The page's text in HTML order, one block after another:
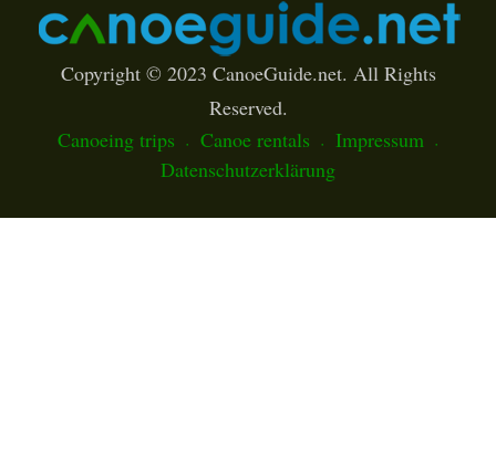
Copyright © 2023 CanoeGuide.net. All Rights
Reserved.
Canoeing trips
Canoe rentals
Impressum
Datenschutzerklärung